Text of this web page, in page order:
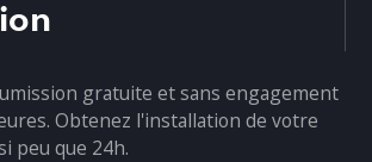
gratuite et sans engagement
Obtenez l'installation de votre
peu que 24h.